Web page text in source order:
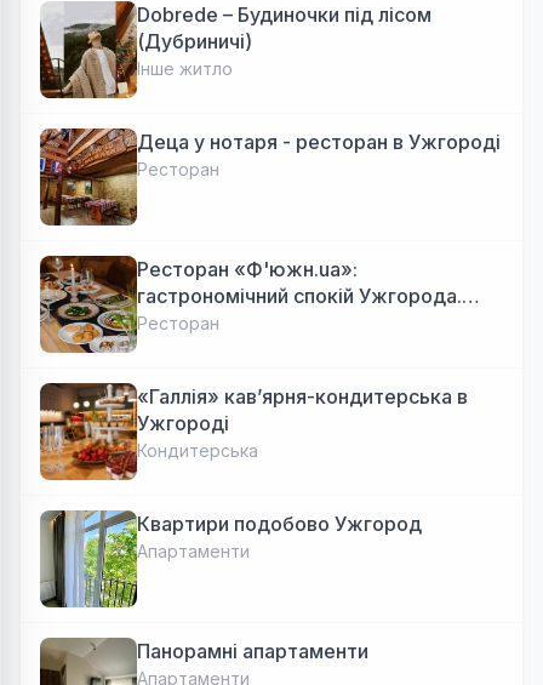
Dobrede – Будиночки під лісом
(Дубриничі)
Інше житло
Деца у нотаря - ресторан в Ужгороді
Ресторан
Ресторан «Ф'южн.ua»:
гастрономічний спокій Ужгорода.
Авторська локальна кухня, затишок
Ресторан
«Галлія» кав’ярня-кондитерська в
Ужгороді
Кондитерська
Квартири подобово Ужгород
Апартаменти
Панорамні апартаменти
Апартаменти